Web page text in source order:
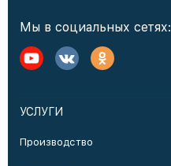
Мы в социальных сетях:
УСЛУГИ
Производство